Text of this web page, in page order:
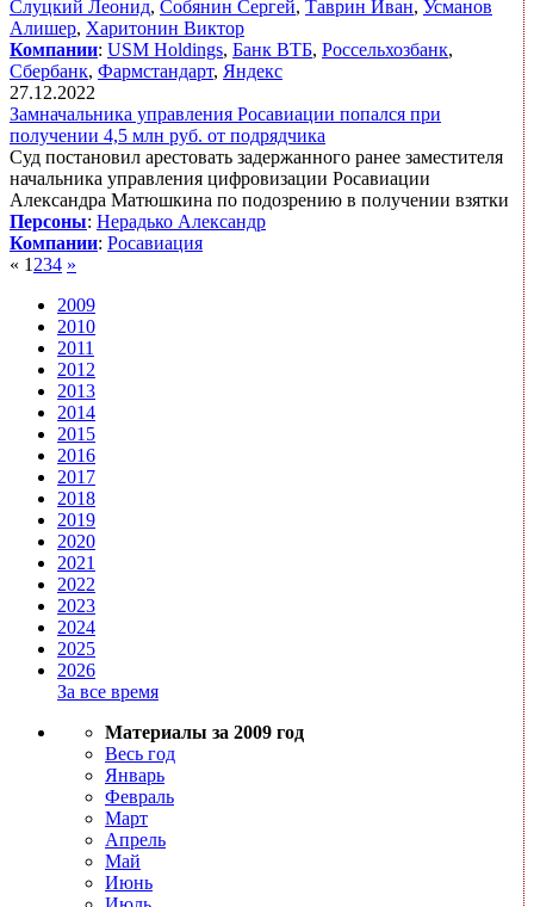
Слуцкий Леонид, Собянин Сергей, Таврин Иван, Усманов
Алишер, Харитонин Виктор
Компании: USM Holdings, Банк ВТБ, Россельхозбанк,
Сбербанк, Фармстандарт, Яндекс
27.12.2022
Замначальника управления Росавиации попался при
получении 4,5 млн руб. от подрядчика
Суд постановил арестовать задержанного ранее заместителя
начальника управления цифровизации Росавиации
Александра Матюшкина по подозрению в получении взятки
Персоны: Нерадько Александр
Компании: Росавиация
« 1 234 »
2009
2010
2011
2012
2013
2014
2015
2016
2017
2018
2019
2020
2021
2022
2023
2024
2025
2026
За все время
Материалы за 2009 год
Весь год
Январь
Февраль
Март
Апрель
Май
Июнь